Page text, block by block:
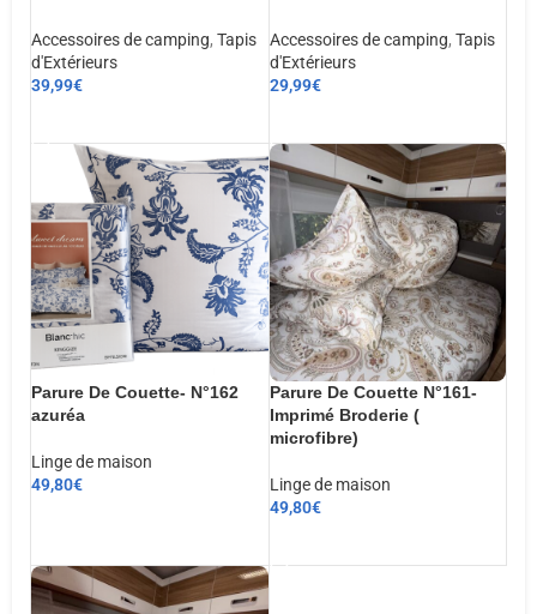
Accessoires de camping, Tapis
d'Extérieurs
39,99€
Accessoires de camping, Tapis
d'Extérieurs
29,99€
Parure De Couette- N°162
azuréa
Linge de maison
49,80€
Parure De Couette N°161-
Imprimé Broderie (
microfibre)
Linge de maison
49,80€